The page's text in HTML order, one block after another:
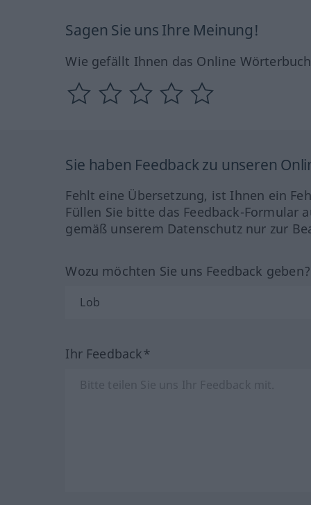
Sagen Sie uns Ihre Meinung!
Wie gefällt Ihnen das Online
Sie haben Feedback zu unseren
Fehlt eine Übersetzung, ist Ihnen ein
Füllen Sie bitte das Feedback-Formular
gemäß unserem Datenschutz nur zur
Wozu möchten Sie uns Feedback
Ihr Feedback*